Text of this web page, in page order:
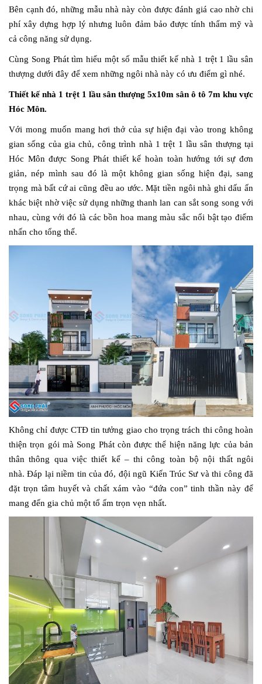
Bên cạnh đó, những mẫu nhà này còn được đánh giá cao nhờ chi
phí xây dựng hợp lý nhưng luôn đảm bảo được tính thẩm mỹ và
cả công năng sử dụng.
Cùng Song Phát tìm hiểu một số mẫu thiết kế nhà 1 trệt 1 lầu sân
thượng dưới đây để xem những ngôi nhà này có ưu điểm gì nhé.
Thiết kế nhà 1 trệt 1 lầu sân thượng 5x10m sân ô tô 7m khu vực
Hóc Môn.
Với mong muốn mang hơi thở của sự hiện đại vào trong không
gian sống của gia chủ, công trình nhà 1 trệt 1 lầu sân thượng tại
Hóc Môn được Song Phát thiết kế hoàn toàn hướng tới sự đơn
giản, nép mình sau đó là một không gian sống hiện đại, sang
trọng mà bất cứ ai cũng đều ao ước. Mặt tiền ngôi nhà ghi dấu ấn
khác biệt nhờ việc sử dụng những thanh lan can sắt song song với
nhau, cùng với đó là các bồn hoa mang màu sắc nổi bật tạo điểm
nhấn cho tổng thể.
Không chỉ được CTĐ tin tưởng giao cho trọng trách thi công hoàn
thiện trọn gói mà Song Phát còn được thể hiện năng lực của bản
thân thông qua việc thiết kế – thi công toàn bộ nội thất ngôi
nhà. Đáp lại niềm tin của đó, đội ngũ Kiến Trúc Sư và thi công đã
đặt trọn tâm huyết và chất xám vào “đứa con” tinh thần này để
mang đến gia chủ một tổ ấm trọn vẹn nhất.